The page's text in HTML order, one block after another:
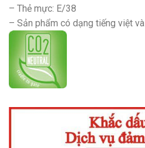
– Thẻ mực: E/38
– Sản phẩm có dạng tiếng việt